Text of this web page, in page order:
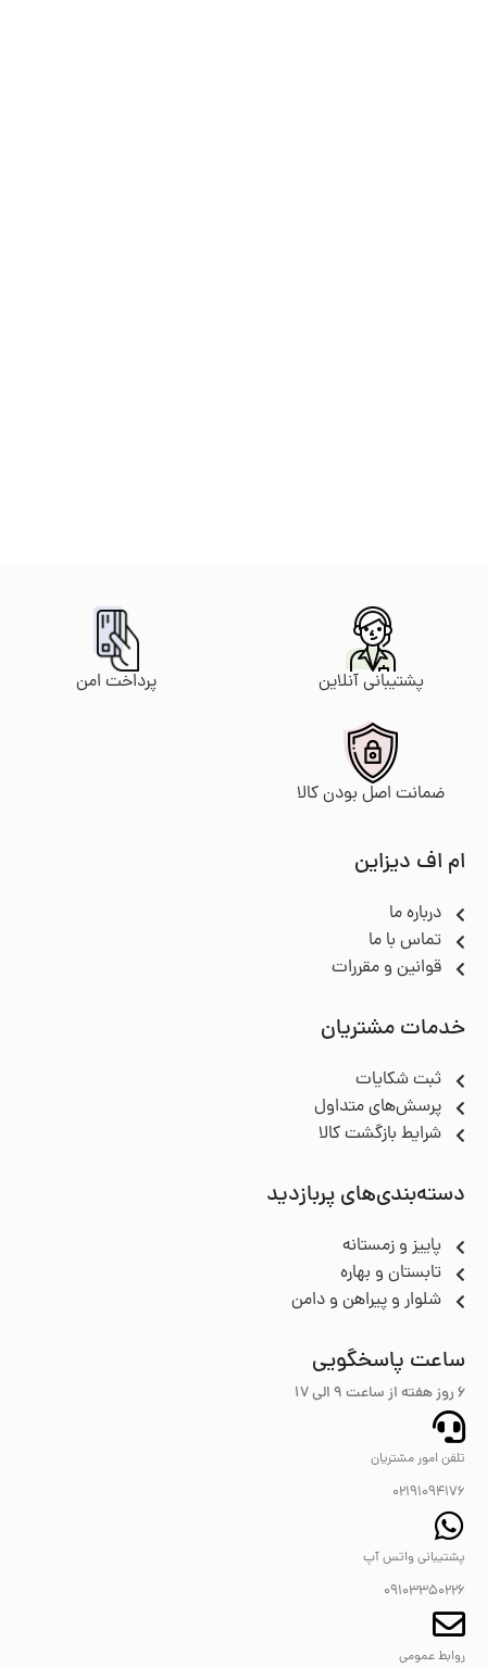
پشتیبانی آنلاین پرداخت امن
ضمانت اصل بودن کالا
ام اف دیزاین
درباره ما
تماس با ما
قوانین و مقررات
خدمات مشتریان
ثبت شکایات
پرسش‌های متداول
شرایط بازگشت کالا
دسته‌بندی‌های پربازدید
پاییز و زمستانه
تابستان و بهاره
شلوار و پیراهن و دامن
ساعت پاسخگویی
6 روز هفته از ساعت ۹ الی 17
تلفن امور مشتریان
02191094176
پشتیبانی واتس آپ
09103350226
روابط عمومی